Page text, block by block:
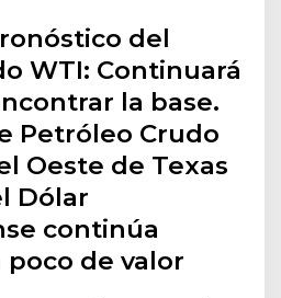
del
WTI: Continuará
la base.
Petróleo Crudo
Oeste de Texas
Dólar
continúa
de valor